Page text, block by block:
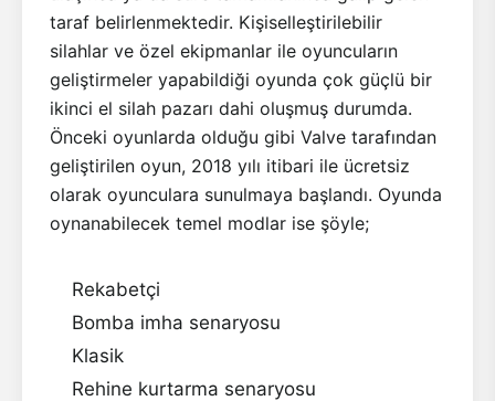
taraf belirlenmektedir. Kişiselleştirilebilir
silahlar ve özel ekipmanlar ile oyuncuların
geliştirmeler yapabildiği oyunda çok güçlü bir
ikinci el silah pazarı dahi oluşmuş durumda.
Önceki oyunlarda olduğu gibi Valve tarafından
geliştirilen oyun, 2018 yılı itibari ile ücretsiz
olarak oyunculara sunulmaya başlandı. Oyunda
oynanabilecek temel modlar ise şöyle;
Rekabetçi
Bomba imha senaryosu
Klasik
Rehine kurtarma senaryosu